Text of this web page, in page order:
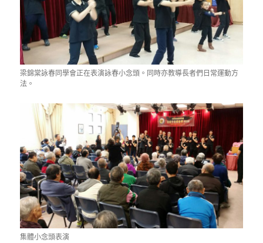
梁錦棠詠春同學會正在表演詠春小念頭。同時亦教導長者們日常運動方
法。
集體小念頭表演